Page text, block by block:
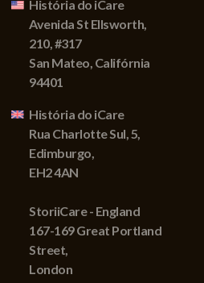
História do iCare
Avenida St Ellsworth,
210, #317
San Mateo, Califórnia
94401
História do iCare
Rua Charlotte Sul, 5,
Edimburgo,
EH2 4AN
StoriiCare - England
167-169 Great Portland
Street,
London